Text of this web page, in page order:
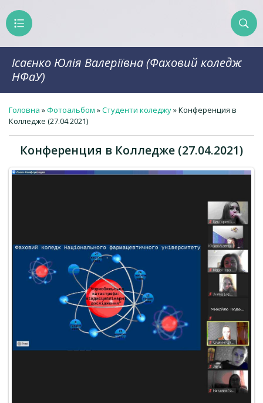
Ісаєнко Юлія Валеріївна (Фаховий коледж
НФаУ)
Головна »Фотоальбом »Студенти коледжу» Конференция в
Колледже (27.04.2021)
Конференция в Колледже (27.04.2021)